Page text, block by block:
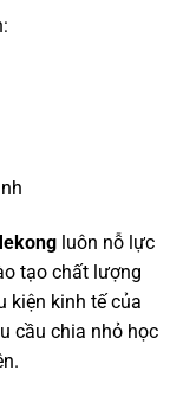
luôn nỗ lực
tạo chất lượng
kiện kinh tế của
cầu chia nhỏ học